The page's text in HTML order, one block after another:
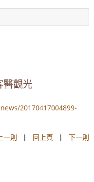
醫觀光
20170417004899-
上一則 | 回上頁 | 下一則